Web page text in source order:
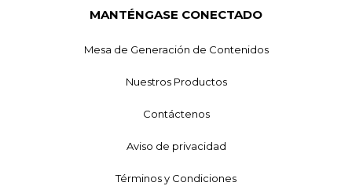
MANTÉNGASE CONECTADO
Mesa de Generación de Contenidos
Nuestros Productos
Contáctenos
Aviso de privacidad
Términos y Condiciones